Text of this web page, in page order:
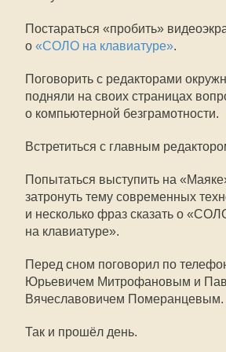
Постараться «пробить»
о «СОЛО на клавиатуре».
Поговорить с редакторами
подняли на своих страницах
о компьютерной безграмотности.
Встретиться с главным
Попытаться выступить на
затронуть тему современных
и несколько фраз сказать о
на клавиатуре».
Перед сном поговорил по
Юрьевичем Митрофановым и
Вячеславовичем Померанцевым.
Так и прошёл день.